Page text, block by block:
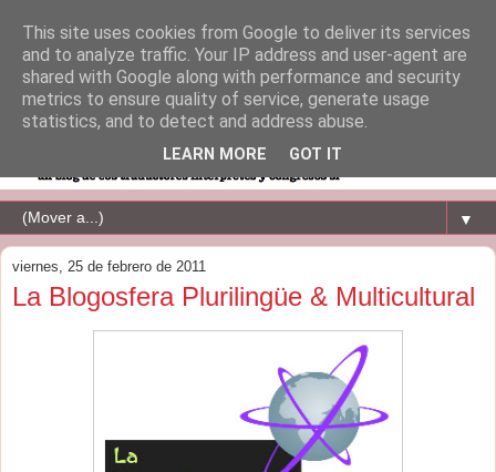
▼
viernes, 25 de febrero de 2011
La Blogosfera Plurilingüe & Multicultural
This site uses cookies from Google to deliver its services
and to analyze traffic. Your IP address and user-agent are
shared with Google along with performance and security
metrics to ensure quality of service, generate usage
statistics, and to detect and address abuse.
LEARN MORE GOT IT